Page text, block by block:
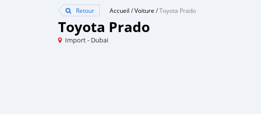
Retour Accueil /Voiture /Toyota Prado
Toyota Prado
Import - Dubai